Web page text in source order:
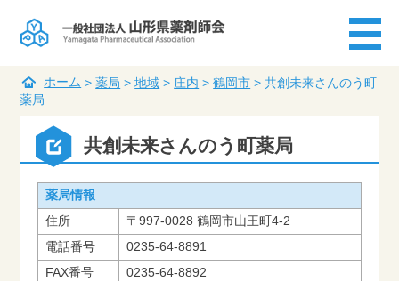
ホーム >薬局 >地域 > 庄内 >鶴岡市 >共創未来さんのう町
薬局
共創未来さんのう町薬局
薬局情報
住所
〒997-0028 鶴岡市山王町4-2
電話番号
0235-64-8891
FAX番号
0235-64-8892